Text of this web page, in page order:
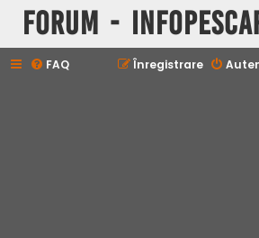
Forum -
FAQ Înregistrare